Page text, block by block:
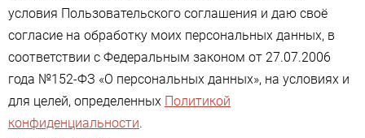
условия Пользовательского соглашения и даю своё
согласие на обработку моих персональных данных, в
соответствии с Федеральным законом от 27.07.2006
года №152-ФЗ «О персональных данных», на условиях и
для целей, определенных Политикой
конфиденциальности.